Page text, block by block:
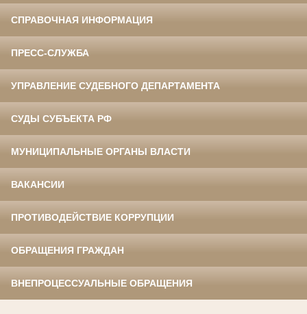
СПРАВОЧНАЯ ИНФОРМАЦИЯ
ПРЕСС-СЛУЖБА
УПРАВЛЕНИЕ СУДЕБНОГО ДЕПАРТАМЕНТА
СУДЫ СУБЪЕКТА РФ
МУНИЦИПАЛЬНЫЕ ОРГАНЫ ВЛАСТИ
ВАКАНСИИ
ПРОТИВОДЕЙСТВИЕ КОРРУПЦИИ
ОБРАЩЕНИЯ ГРАЖДАН
ВНЕПРОЦЕССУАЛЬНЫЕ ОБРАЩЕНИЯ